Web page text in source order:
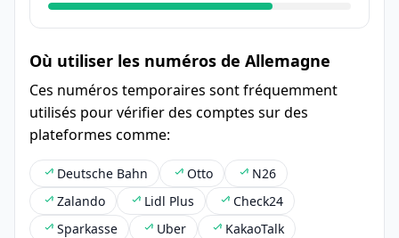
Où utiliser les numéros de Allemagne
Ces numéros temporaires sont fréquemment
utilisés pour vérifier des comptes sur des
plateformes comme:
Deutsche Bahn Otto
N26
Zalando
Lidl Plus
Check24
Sparkasse
Uber
KakaoTalk